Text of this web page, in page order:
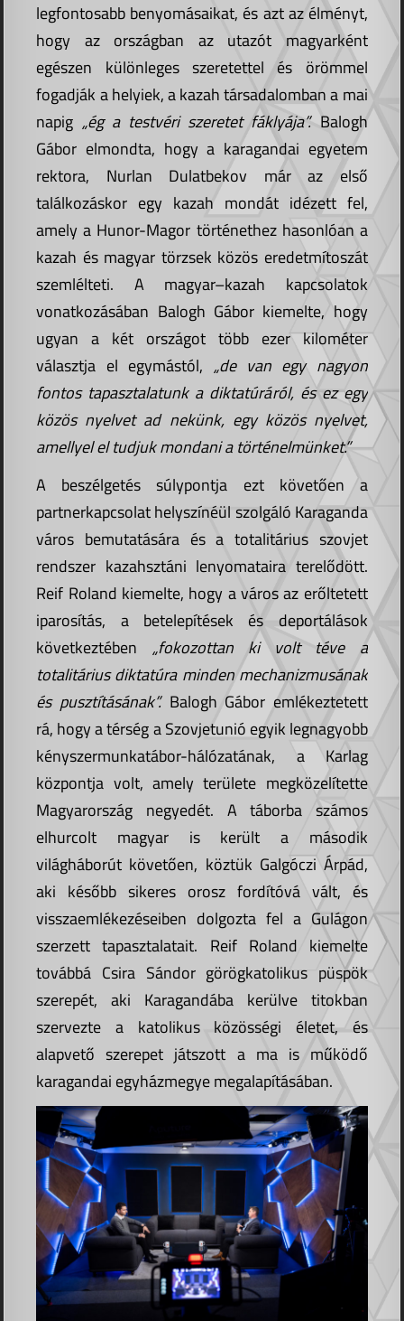
legfontosabb benyomásaikat, és azt az élményt,
hogy az országban az utazót magyarként
egészen különleges szeretettel és örömmel
fogadják a helyiek, a kazah társadalomban a mai
napig „ég a testvéri szeretet fáklyája”.Balogh
Gábor elmondta, hogy a karagandai egyetem
rektora, Nurlan Dulatbekov már az első
találkozáskor egy kazah mondát idézett fel,
amely a Hunor-Magor történethez hasonlóan a
kazah és magyar törzsek közös eredetmítoszát
szemlélteti. A magyar–kazah kapcsolatok
vonatkozásában Balogh Gábor kiemelte, hogy
ugyan a két országot több ezer kilométer
választja el egymástól, „de van egy nagyon
fontos tapasztalatunk a diktatúráról, és ez egy
közös nyelvet ad nekünk, egy közös nyelvet,
amellyel el tudjuk mondani a történelmünket.”
A beszélgetés súlypontja ezt követően a
partnerkapcsolat helyszínéül szolgáló Karaganda
város bemutatására és a totalitárius szovjet
rendszer kazahsztáni lenyomataira terelődött.
Reif Roland kiemelte, hogy a város az erőltetett
iparosítás, a betelepítések és deportálások
következtében „fokozottan ki volt téve a
totalitárius diktatúra minden mechanizmusának
és pusztításának”. Balogh Gábor emlékeztetett
rá, hogy a térség a Szovjetunió egyik legnagyobb
kényszermunkatábor-hálózatának, a Karlag
központja volt, amely területe megközelítette
Magyarország negyedét. A táborba számos
elhurcolt magyar is került a második
világháborút követően, köztük Galgóczi Árpád,
aki később sikeres orosz fordítóvá vált, és
visszaemlékezéseiben dolgozta fel a Gulágon
szerzett tapasztalatait. Reif Roland kiemelte
továbbá Csira Sándor görögkatolikus püspök
szerepét, aki Karagandába kerülve titokban
szervezte a katolikus közösségi életet, és
alapvető szerepet játszott a ma is működő
karagandai egyházmegye megalapításában.